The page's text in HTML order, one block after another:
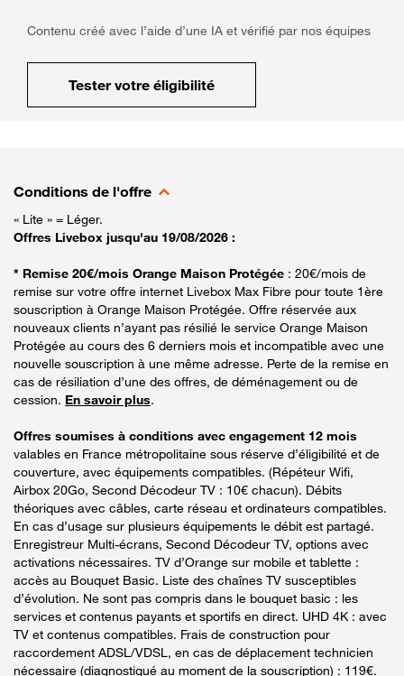
Contenu créé avec l’aide d’une IA et vérifié par nos équipes
Tester votre éligibilité
Conditions de l'offre
« Lite » = Léger.
Offres Livebox jusqu'au 19/08/2026 :
* Remise 20€/mois Orange Maison Protégée : 20€/mois de
remise sur votre offre internet Livebox Max Fibre pour toute 1ère
souscription à Orange Maison Protégée. Offre réservée aux
nouveaux clients n’ayant pas résilié le service Orange Maison
Protégée au cours des 6 derniers mois et incompatible avec une
nouvelle souscription à une même adresse. Perte de la remise en
cas de résiliation d’une des offres, de déménagement ou de
cession. En savoir plus.
Offres soumises à conditions avec engagement 12 mois
valables en France métropolitaine sous réserve d’éligibilité et de
couverture, avec équipements compatibles. (Répéteur Wifi,
Airbox 20Go, Second Décodeur TV : 10€ chacun). Débits
théoriques avec câbles, carte réseau et ordinateurs compatibles.
En cas d’usage sur plusieurs équipements le débit est partagé.
Enregistreur Multi-écrans, Second Décodeur TV, options avec
activations nécessaires. TV d’Orange sur mobile et tablette :
accès au Bouquet Basic. Liste des chaînes TV susceptibles
d’évolution. Ne sont pas compris dans le bouquet basic : les
services et contenus payants et sportifs en direct. UHD 4K : avec
TV et contenus compatibles. Frais de construction pour
raccordement ADSL/VDSL, en cas de déplacement technicien
nécessaire (diagnostiqué au moment de la souscription) : 119€.